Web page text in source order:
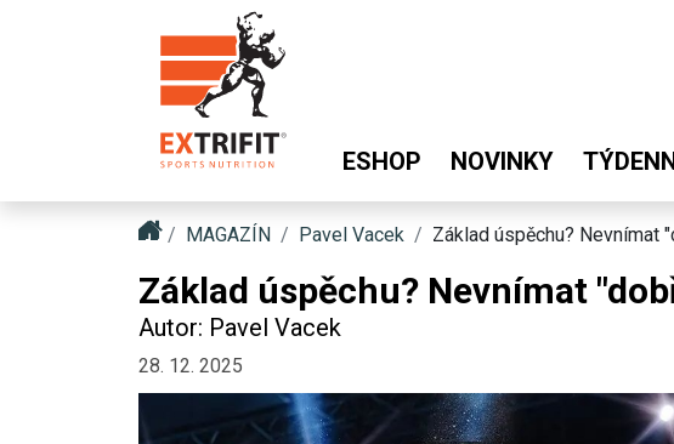
ESHOP NOVINKY
MAGAZÍN Pavel Vacek Základ úspěchu? Nevnímat
Základ úspěchu? Nevnímat
Autor: Pavel Vacek
28. 12. 2025